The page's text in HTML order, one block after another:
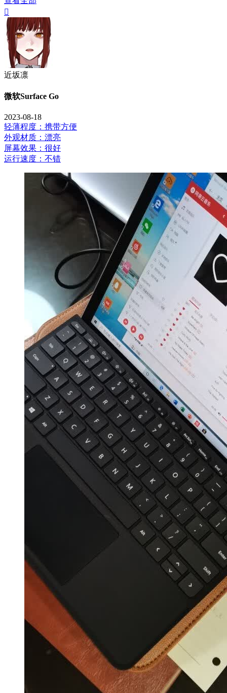

近坂凛
微软Surface Go
2023-08-18
轻薄程度：携带方便
外观材质：漂亮
屏幕效果：很好
运行速度：不错